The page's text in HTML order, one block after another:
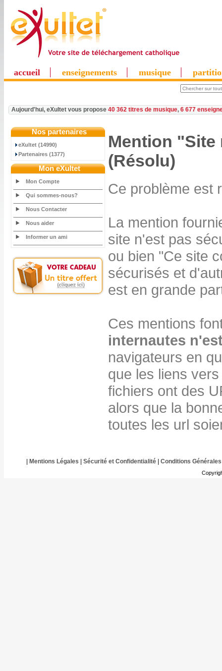
accueil enseignements musique
Aujourd'hui, eXultet vous propose 40 362 titres de musique, 6 677
Nos partenaires
eXultet (14990)
Partenaires (1377)
Mon eXultet
Mon Compte
Qui sommes-nous?
Nous Contacter
Nous aider
Informer un ami
Mention
(Résolu)
Ce problème est
La mention
site n'est pas
ou bien "Ce site
sécurisés et
est en grande
Ces mentions
internautes
navigateurs en
que les liens
fichiers ont des
alors que la
toutes les url
Mentions Légales Sécurité et Confidentialité| Conditions Générales